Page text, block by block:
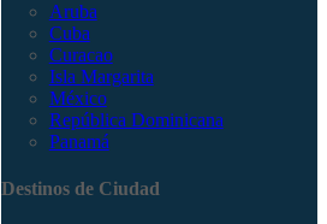
Aruba
Cuba
Curacao
Isla Margarita
México
República Dominicana
Panamá
Destinos de Ciudad